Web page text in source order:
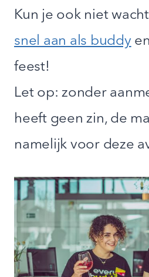
Kun je ook niet
snel aan als buddy
feest!
Let op: zonder
heeft geen zin, de
namelijk voor deze